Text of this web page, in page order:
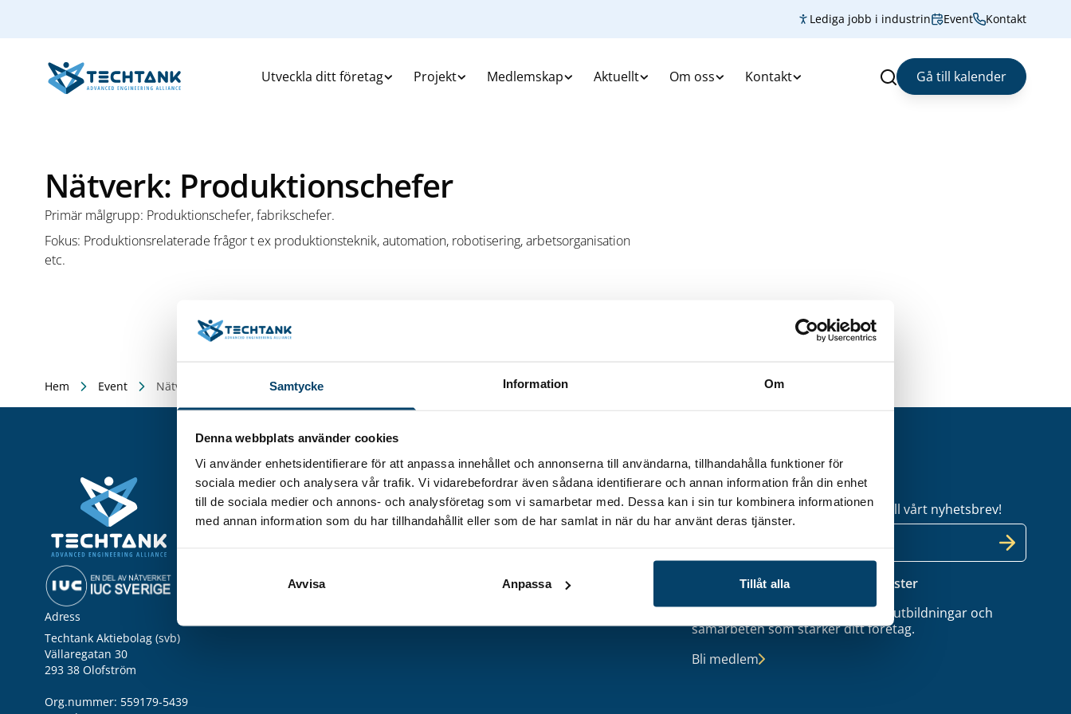
Samtycke Information Om
Denna webbplats använder cookies
Vi använder enhetsidentifierare för att anpassa innehållet och annonserna till användarna, tillhandahålla funktioner för
sociala medier och analysera vår trafik. Vi vidarebefordrar även sådana identifierare och annan information från din enhet
till de sociala medier och annons- och analysföretag som vi samarbetar med. Dessa kan i sin tur kombinera informationen
med annan information som du har tillhandahållit eller som de har samlat in när du har använt deras tjänster.
Avvisa Anpassa Tillåt alla
Lediga jobb i industrin Event Kontakt
Utveckla ditt företag Projekt Medlemskap Aktuellt Om oss Kontakt Sök Gå till kalender
Nätverk: Produktionschefer
Primär målgrupp: Produktionschefer, fabrikschefer.
Fokus: Produktionsrelaterade frågor t ex produktionsteknik, automation, robotisering, arbetsorganisation
etc.
Hem Event Nätverk: Produktionschefer
Adress
Techtank Aktiebolag (svb)
Vällaregatan 30
293 38 Olofström
Org.nummer: 559179-5439
Utveckla ditt företag
Kompetensutveckling & -försörjning
Teknikutveckling & Innovation
Utbildningar
Engagera dig
Medlemskap
Nätverk
Om Techtank
Om oss
Ägare och styrelse
Kontakt
Nyhetsbrev
Håll dig uppdaterad – anmäl dig till vårt nyhetsbrev!
Bli medlem i Techtanks industrikluster
Få tillgång till coachning, nätverk, utbildningar och
samarbeten som stärker ditt företag.
Bli medlem